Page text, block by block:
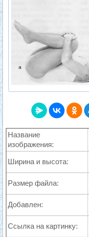
Название
изображения:
Ширина и высота:
Размер файла:
Добавлен:
Ссылка на картинку: